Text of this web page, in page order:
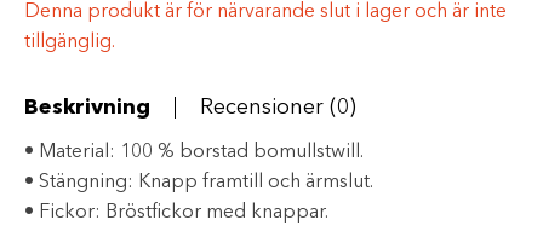
Denna produkt är för närvarande slut i lager och är inte
tillgänglig.
Beskrivning Recensioner (0)
• Material: 100 % borstad bomullstwill.
• Stängning: Knapp framtill och ärmslut.
• Fickor: Bröstfickor med knappar.